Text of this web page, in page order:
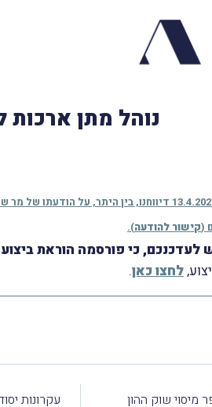
נוהל מתן ארכות
(קישור להודעה).
הוראת ביצוע מס הכנסה מס' 11/2023 בנושא "נוהל מתן ארכות להגשת
לחצו כאן.
מיסוי שוק ההון
עקרונות